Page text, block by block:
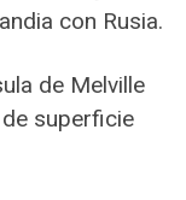
con Rusia.
de Melville
superficie